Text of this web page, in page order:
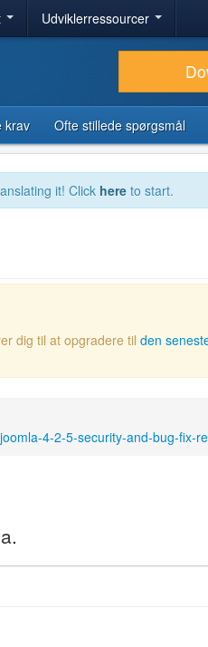
Udviklerressourcer
krav Ofte stillede spørgsmål
it! Click here to start.
dig til at opgradere til den
4-2-5-security-and-bug-fix-